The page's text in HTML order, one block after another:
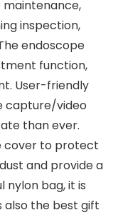
inspection,
endoscope
function,
User-friendly
capture/video
than ever.
cover to protect
and provide a
nylon bag, it is
also the best gift